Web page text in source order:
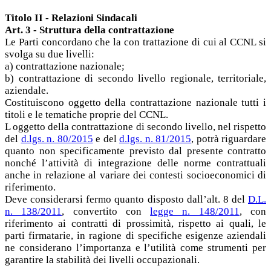
Titolo II - Relazioni Sindacali
Art. 3 - Struttura della contrattazione
Le Parti concordano che la con trattazione di cui al CCNL si
svolga su due livelli:
a) contrattazione nazionale;
b) contrattazione di secondo livello regionale, territoriale,
aziendale.
Costituiscono oggetto della contrattazione nazionale tutti i
titoli e le tematiche proprie del CCNL.
L oggetto della contrattazione di secondo livello, nel rispetto
del d.lgs. n. 80/2015 e del d.lgs. n. 81/2015, potrà riguardare
quanto non specificamente previsto dal presente contratto
nonché l’attività di integrazione delle norme contrattuali
anche in relazione al variare dei contesti socioeconomici di
riferimento.
Deve considerarsi fermo quanto disposto dall’alt. 8 del D.L.
n. 138/2011 , convertito conlegge n. 148/2011 , con
riferimento ai contratti di prossimità, rispetto ai quali, le
parti firmatarie, in ragione di specifiche esigenze aziendali
ne considerano l’importanza e l’utilità come strumenti per
garantire la stabilità dei livelli occupazionali.